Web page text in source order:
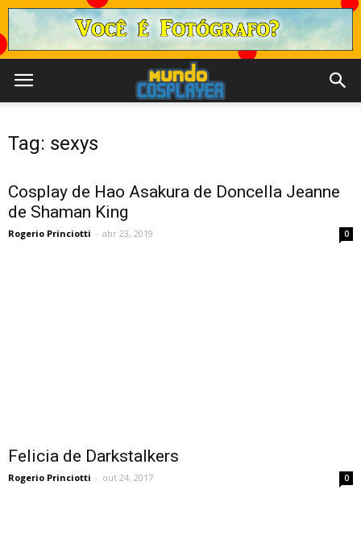
Tag: sexys
Cosplay de Hao Asakura de Doncella Jeanne
de Shaman King
Rogerio Princiotti - abr 23, 2019 0
Felicia de Darkstalkers
Rogerio Princiotti - out 24, 2017 0